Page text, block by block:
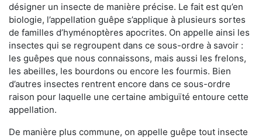
désigner un insecte de manière précise. Le fait est qu’en
biologie, l’appellation guêpe s’applique à plusieurs sortes
de familles d’hyménoptères apocrites. On appelle ainsi les
insectes qui se regroupent dans ce sous-ordre à savoir :
les guêpes que nous connaissons, mais aussi les frelons,
les abeilles, les bourdons ou encore les fourmis. Bien
d’autres insectes rentrent encore dans ce sous-ordre
raison pour laquelle une certaine ambiguïté entoure cette
appellation.
De manière plus commune, on appelle guêpe tout insecte